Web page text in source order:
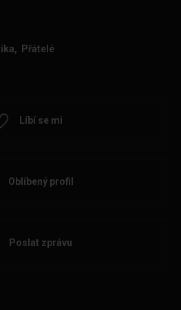
Přátelé
Líbí se mi
Oblíbený profil
Poslat zprávu